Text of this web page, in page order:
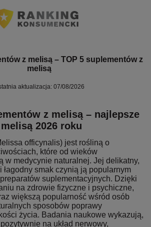
z melisą – TOP 5 suplementów z
melisą
aktualizacja: 07/08/2026
z melisą – najlepsze
2026 roku
officynalis) jest rośliną o
które od wieków
w medycynie naturalnej. Jej delikatny,
łagodny smak czynią ją popularnym
suplementacyjnych. Dzięki
na zdrowie fizyczne i psychiczne,
większą popularność wśród osób
sposobów poprawy
życia. Badania naukowe wykazują,
na układ nerwowy,